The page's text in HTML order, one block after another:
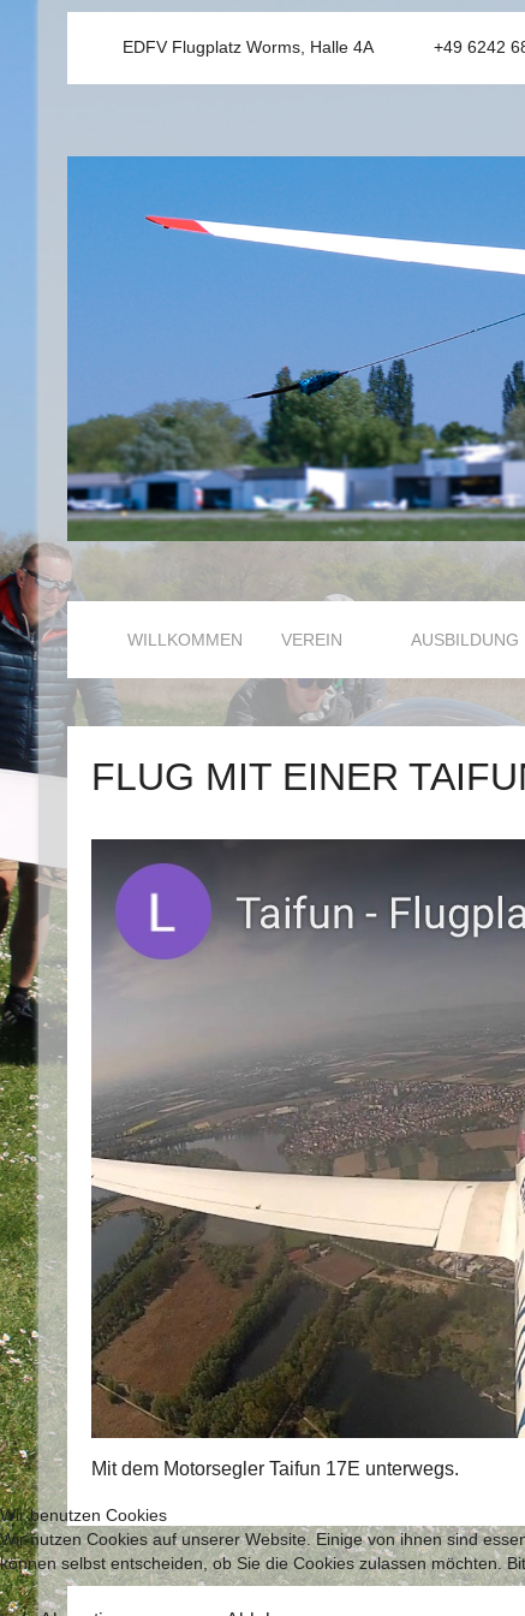
EDFV Flugplatz Worms, Halle 4A +49 6242
WILLKOMMEN VEREIN AUSBILDUNG
FLUG MIT EINER
Mit dem Motorsegler Taifun 17E unterwegs.
Wir benutzen Cookies
Wir nutzen Cookies auf unserer Website. Einige von ihnen sind
können selbst entscheiden, ob Sie die Cookies zulassen möchten.